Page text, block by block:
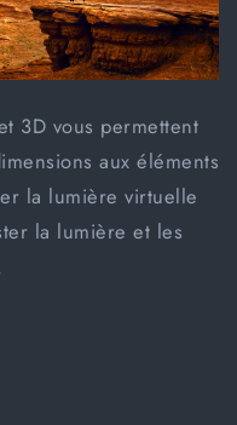
3D vous permettent
aux éléments
la lumière virtuelle
la lumière et les